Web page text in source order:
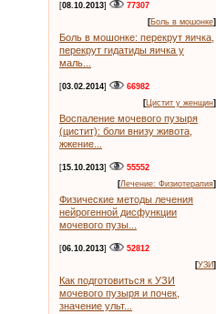
[08.10.2013]
77307
[Боль в мошонке]
Боль в мошонке: перекрут яичка,
перекрут гидатиды яичка у
маль...
[03.02.2014]
66982
[Цистит у женщин]
Воспаление мочевого пузыря
(цистит): боли внизу живота,
жжение...
[15.10.2013]
55552
[Лечение: Физиотерапия]
Физические методы лечения
нейрогенной дисфункции
мочевого пузы...
[06.10.2013]
52812
[УЗИ]
Как подготовиться к УЗИ
мочевого пузыря и почек,
значение ульт...